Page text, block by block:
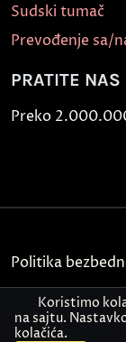
Sudski tumač
Prevođenje sa/
PRATITE NAS
Preko
Politika
Kontakt
Koristimo
na sajtu.
kolačića.